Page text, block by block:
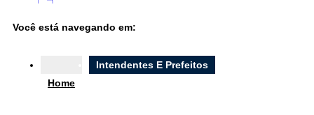
Ouvidoria
e-SIC
Você está navegando em:
Home
Intendentes E Prefeitos